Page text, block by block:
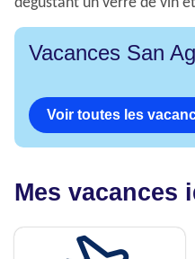
dégustant un verre de vin
Vacances San
Voir toutes les
Mes vacances